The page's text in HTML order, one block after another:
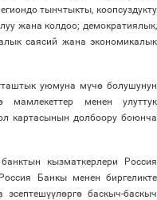
тынчтыкты, коопсуздукту
жана колдоо; демократиялык,
саясий жана экономикалык
уюмуна мүчө болушунун
мамлекеттер менен улуттук
картасынын долбоору боюнча
кызматкерлери Россия
Банкы менен биргеликте
эсептешүүлөргө баскыч-баскыч